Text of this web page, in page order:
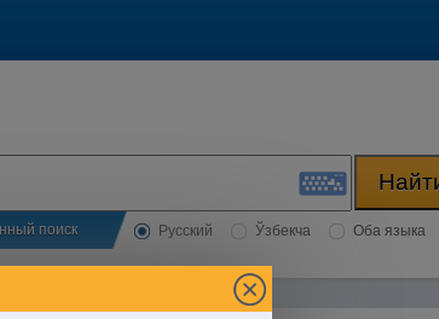
поиск Русский Ўзбекча Оба языка